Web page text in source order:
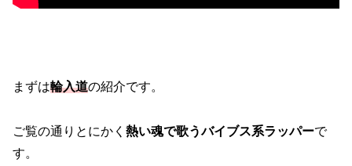
まずは輪入道の紹介です。
ご覧の通りとにかく 熱い魂で歌うバイブス系ラッパーで
す。